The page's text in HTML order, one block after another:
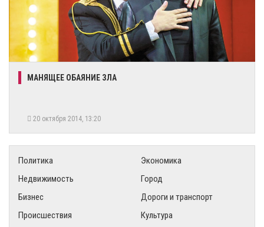
МАНЯЩЕЕ ОБАЯНИЕ ЗЛА
20 октября 2014, 13:20
Политика
Экономика
Недвижимость
Город
Бизнес
Дороги и транспорт
Происшествия
Культура